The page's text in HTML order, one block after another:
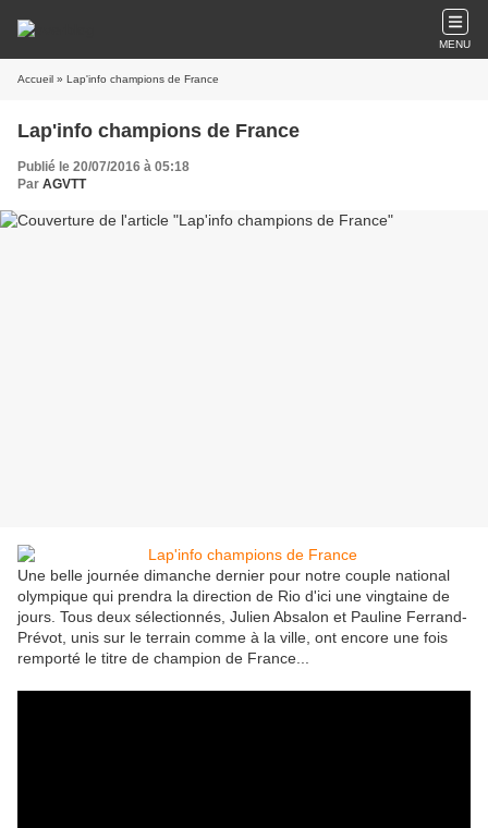
MENU
Accueil » Lap'info champions de France
Lap'info champions de France
Publié le 20/07/2016 à 05:18
Par AGVTT
Une belle journée dimanche dernier pour notre couple national
olympique qui prendra la direction de Rio d'ici une vingtaine de
jours. Tous deux sélectionnés, Julien Absalon et Pauline Ferrand-
Prévot, unis sur le terrain comme à la ville, ont encore une fois
remporté le titre de champion de France...